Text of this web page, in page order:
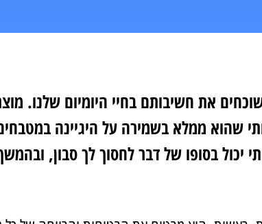
את חשיבותם בחיי היומיום שלנו.
שהוא ממלא בשמירה על היגיינה
יכול בסופו של דבר לחסוך לך סבון,